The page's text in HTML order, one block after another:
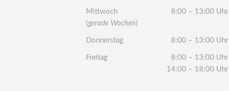
Mittwoch
(gerade Wochen)
8:00 – 13:00 Uhr
Donnerstag 8:00 – 13:00 Uhr
Freitag
8:00 – 13:00 Uhr
14:00 – 18:00 Uhr